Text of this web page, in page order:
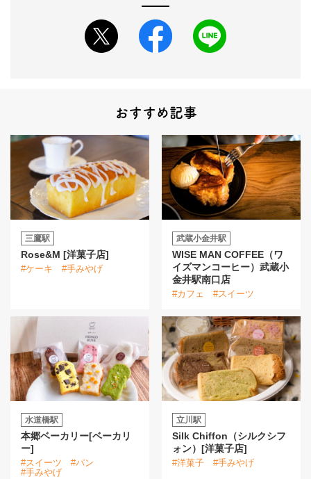
おすすめ記事
三鷹駅
Rose&M [洋菓子店]
#ケーキ #手みやげ
武蔵小金井駅
WISE MAN COFFEE（ワ
イズマンコーヒー）武蔵小
金井駅南口店
#カフェ #スイーツ
水道橋駅
本郷ベーカリー[ベーカリ
ー]
#スイーツ
#パン
#手みやげ
立川駅
Silk Chiffon（シルクシフ
ォン）[洋菓子店]
#洋菓子 #手みやげ